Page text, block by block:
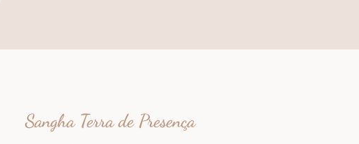
Sangha Terra de Presença